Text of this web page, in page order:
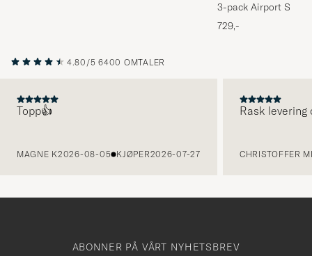
3-pack Airport
Melange
729,-
4.80/5 6400 OMTALER
Topp👍
MAGNE K2026-08-05 KJØPER2026-07-27
Rask
CHRISTOFFER
ABONNER PÅ VÅRT NYHETSBREV